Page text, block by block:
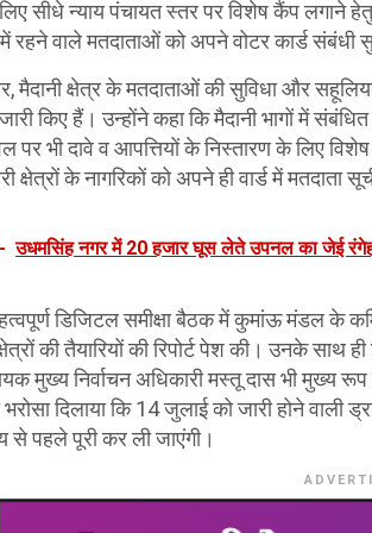
सीधे न्याय पंचायत स्तर पर विशेष कैंप लगाने
में रहने वाले मतदाताओं को अपने वोटर कार्ड
मैदानी क्षेत्र के मतदाताओं की सुविधा और
किए हैं। उन्होंने कहा कि मैदानी भागों में
पर भी दावे व आपत्तियों के निस्तारण के लिए
क्षेत्रों के नागरिकों को अपने ही वार्ड में
उधमसिंह नगर में 20 हजार घूस लेते उपनल का जेई
डिजिटल समीक्षा बैठक में कुमांऊ मंडल के
की तैयारियों की रिपोर्ट पेश की। उनके साथ
मुख्य निर्वाचन अधिकारी मस्तू दास भी मुख्य
भरोसा दिलाया कि 14 जुलाई को जारी होने
से पहले पूरी कर ली जाएंगी।